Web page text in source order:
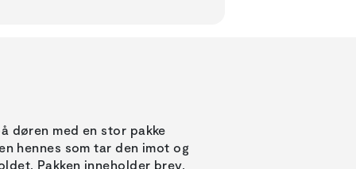
døren med en stor pakke
hennes som tar den imot og
Pakken inneholder brev,